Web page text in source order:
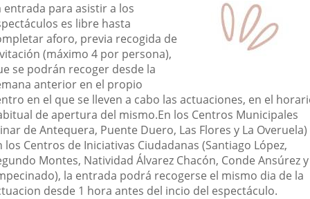
entrada para asistir a los
es libre hasta
aforo, previa recogida de
(máximo 4 por persona),
se podrán recoger desde la
anterior en el propio
en el que se lleven a cabo las actuaciones, en el
de apertura del mismo.En los Centros Municipales
de Antequera, Puente Duero, Las Flores y La Overuela)
los Centros de Iniciativas Ciudadanas (Santiago López,
Montes, Natividad Álvarez Chacón, Conde Ansúrez y
la entrada podrá recogerse el mismo dia de la
desde 1 hora antes del incio del espectáculo.